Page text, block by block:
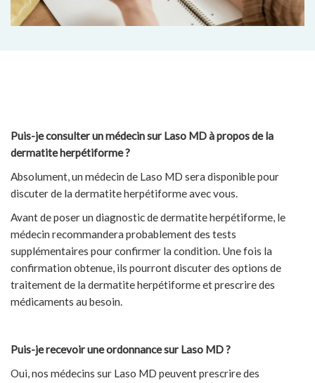
Puis-je consulter un médecin sur Laso MD à propos de la
dermatite herpétiforme ?
Absolument, un médecin de Laso MD sera disponible pour
discuter de la dermatite herpétiforme avec vous.
Avant de poser un diagnostic de dermatite herpétiforme, le
médecin recommandera probablement des tests
supplémentaires pour confirmer la condition. Une fois la
confirmation obtenue, ils pourront discuter des options de
traitement de la dermatite herpétiforme et prescrire des
médicaments au besoin.
Puis-je recevoir une ordonnance sur Laso MD ?
Oui, nos médecins sur Laso MD peuvent prescrire des